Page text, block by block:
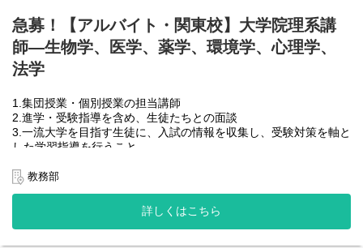
急募！【アルバイト・関東校】大学院理系講
師—生物学、医学、薬学、環境学、心理学、
法学
1.集団授業・個別授業の担当講師
2.進学・受験指導を含め、生徒たちとの面談
3.一流大学を目指す生徒に、入試の情報を収集し、受験対策を軸と
した学習指導を行うこと。
【担当科目】
大学院科目：生物学、医学、薬学、環境学、心理学、法学
教務部
詳しくはこちら